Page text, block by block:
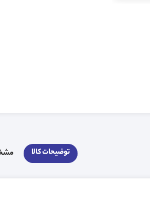
توضیحات کالا